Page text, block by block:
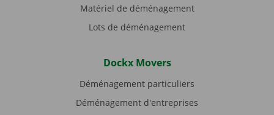
Matériel de déménagement
Lots de déménagement
Dockx Movers
Déménagement particuliers
Déménagement d'entreprises